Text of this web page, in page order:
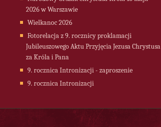
2026 w Warszawie
Wielkanoc 2026
Fotorelacja z 9. rocznicy proklamacji
Jubileuszowego Aktu Przyjęcia Jezusa Chrystusa
za Króla i Pana
9. rocznica Intronizacji - zaproszenie
9. rocznica Intronizacji